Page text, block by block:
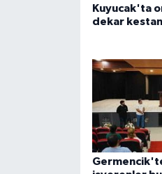
Kuyucak'ta
dekar